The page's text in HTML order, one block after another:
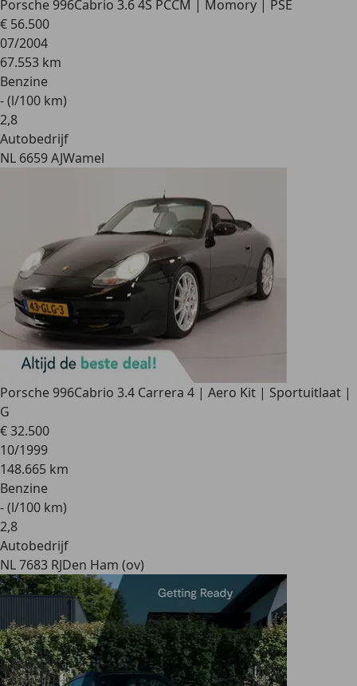
Porsche 996Cabrio 3.6 4S PCCM | Momory | PSE
€ 56.500
07/2004
67.553 km
Benzine
- (l/100 km)
2,8
Autobedrijf
NL 6659 AJWamel
Porsche 996Cabrio 3.4 Carrera 4 | Aero Kit | Sportuitlaat |
G
€ 32.500
10/1999
148.665 km
Benzine
- (l/100 km)
2,8
Autobedrijf
NL 7683 RJDen Ham (ov)